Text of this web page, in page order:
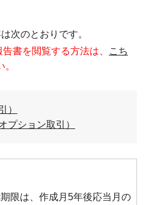
次のとおりです。
書を閲覧する方法は、
こち
）
プション取引）
限は、作成月5年後応当月の